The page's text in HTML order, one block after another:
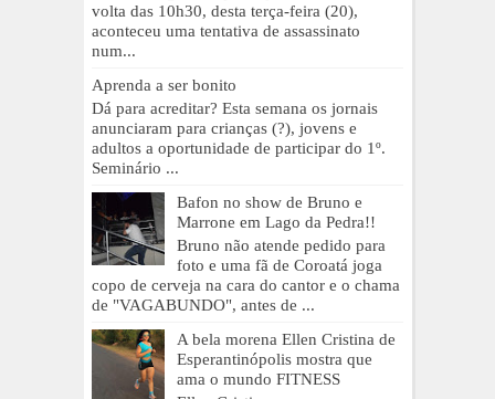
volta das 10h30, desta terça-feira (20),
aconteceu uma tentativa de assassinato
num...
Aprenda a ser bonito
Dá para acreditar? Esta semana os jornais
anunciaram para crianças (?), jovens e
adultos a oportunidade de participar do 1º.
Seminário ...
Bafon no show de Bruno e
Marrone em Lago da Pedra!!
Bruno não atende pedido para
foto e uma fã de Coroatá joga
copo de cerveja na cara do cantor e o chama
de "VAGABUNDO", antes de ...
A bela morena Ellen Cristina de
Esperantinópolis mostra que
ama o mundo FITNESS